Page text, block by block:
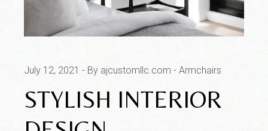
July 12, 2021 By ajcustomllc.com Armchairs
STYLISH INTERIOR